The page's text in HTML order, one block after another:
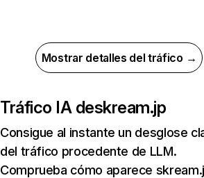
Mostrar detalles del tráfico →
Tráfico IA deskream.jp
Consigue al instante un desglose
del tráfico procedente de LLM.
Comprueba cómo aparece